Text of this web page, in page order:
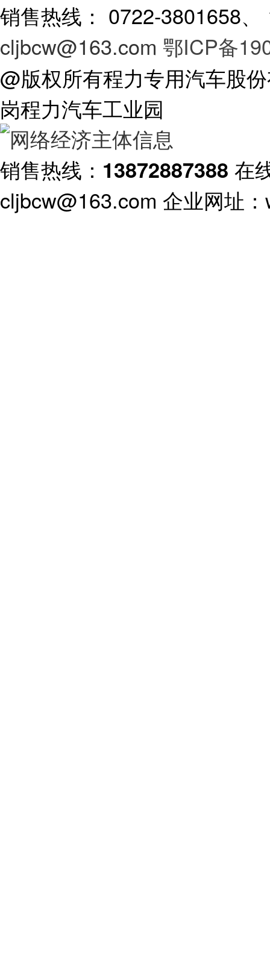
销售热线： 0722-3801658
cljbcw@163.com 鄂ICP备
@版权所有程力专用汽车股
岗程力汽车工业园
销售热线： 13872887388 在
cljbcw@163.com 企业网址